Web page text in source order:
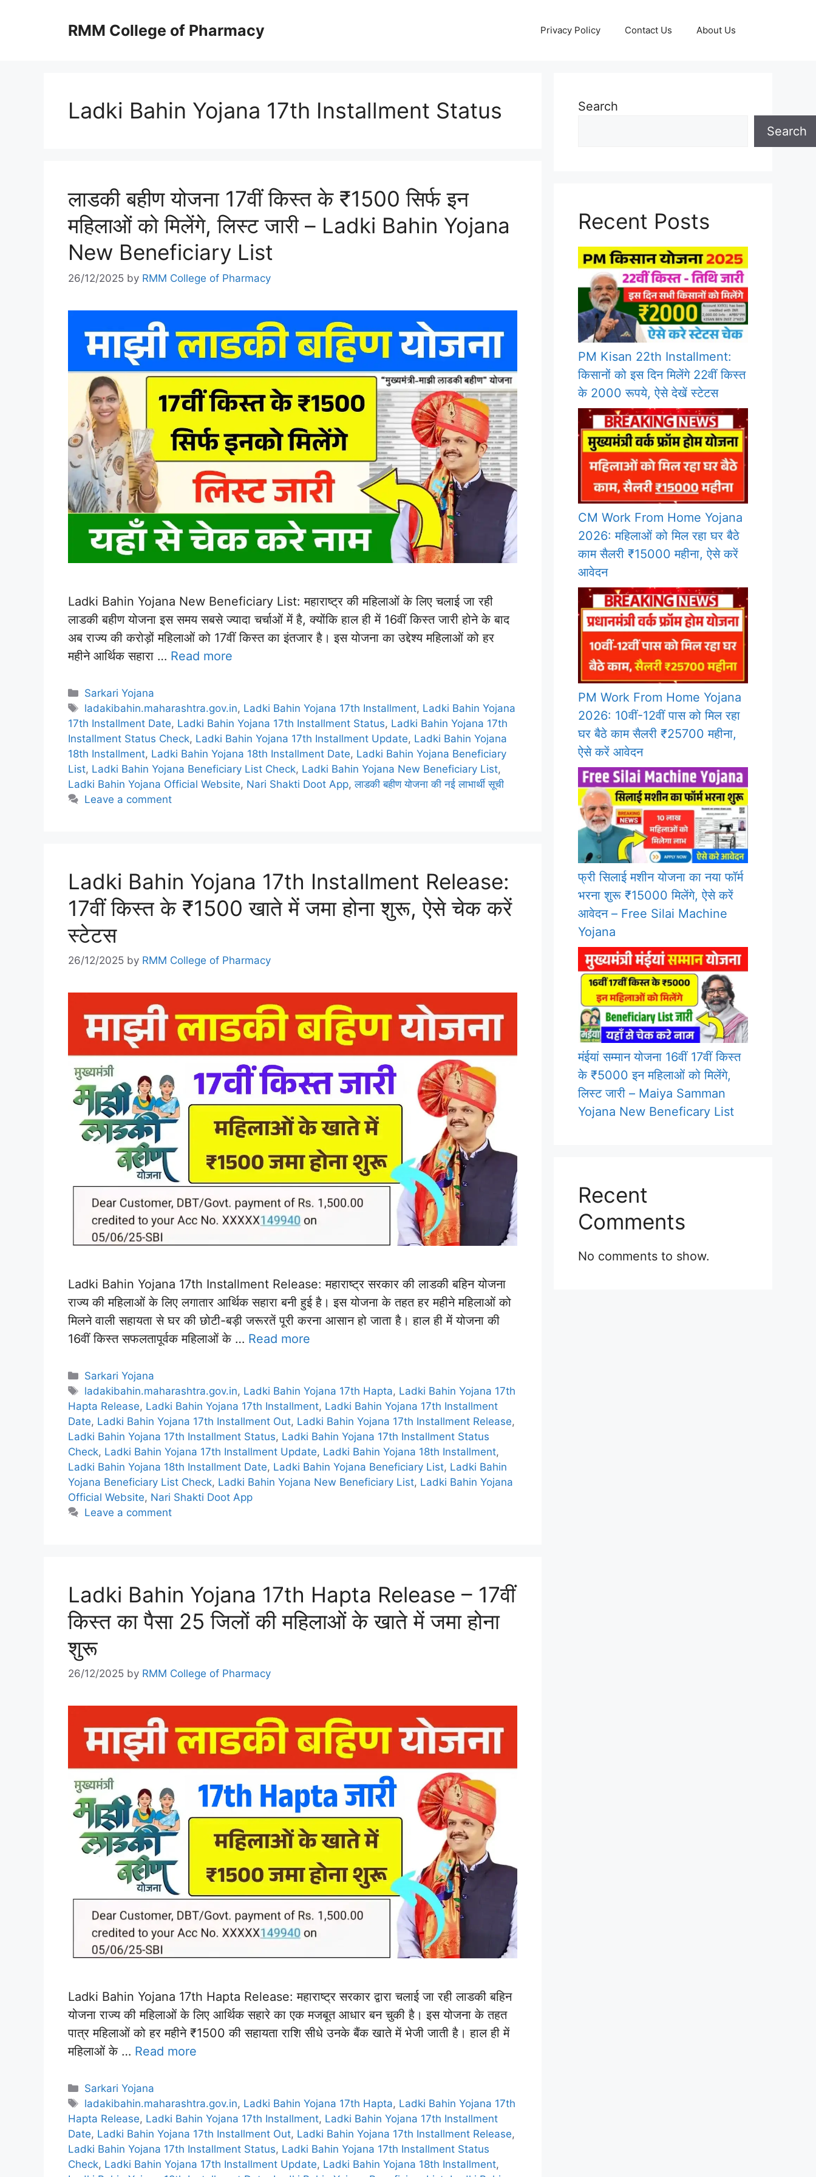
RMM College of Pharmacy Privacy Policy Contact Us About Us
Ladki Bahin Yojana 17th Installment Status
लाडकी बहीण योजना 17वीं किस्त के ₹1500 सिर्फ इन
महिलाओं को मिलेंगे, लिस्ट जारी – Ladki Bahin Yojana
New Beneficiary List
26/12/2025 by RMM College of Pharmacy
Ladki Bahin Yojana New Beneficiary List: महाराष्ट्र की महिलाओं के लिए चलाई जा रही
लाडकी बहीण योजना इस समय सबसे ज्यादा चर्चाओं में है, क्योंकि हाल ही में 16वीं किस्त जारी होने के बाद
अब राज्य की करोड़ों महिलाओं को 17वीं किस्त का इंतजार है। इस योजना का उद्देश्य महिलाओं को हर
महीने आर्थिक सहारा … Read more
Categories
Sarkari Yojana
Tags
ladakibahin.maharashtra.gov.in, Ladki Bahin Yojana 17th Installment, Ladki Bahin Yojana
17th Installment Date, Ladki Bahin Yojana 17th Installment Status, Ladki Bahin Yojana 17th
Installment Status Check, Ladki Bahin Yojana 17th Installment Update, Ladki Bahin Yojana
18th Installment, Ladki Bahin Yojana 18th Installment Date, Ladki Bahin Yojana Beneficiary
List, Ladki Bahin Yojana Beneficiary List Check, Ladki Bahin Yojana New Beneficiary List,
Ladki Bahin Yojana Official Website, Nari Shakti Doot App,लाडकी बहीण योजना की नई लाभार्थी सूची
Leave a comment
Ladki Bahin Yojana 17th Installment Release:
17वीं किस्त के ₹1500 खाते में जमा होना शुरू, ऐसे चेक करें
स्टेटस
26/12/2025 by RMM College of Pharmacy
Ladki Bahin Yojana 17th Installment Release: महाराष्ट्र सरकार की लाडकी बहिन योजना
राज्य की महिलाओं के लिए लगातार आर्थिक सहारा बनी हुई है। इस योजना के तहत हर महीने महिलाओं को
मिलने वाली सहायता से घर की छोटी-बड़ी जरूरतें पूरी करना आसान हो जाता है। हाल ही में योजना की
16वीं किस्त सफलतापूर्वक महिलाओं के … Read more
Categories
Sarkari Yojana
Tags
ladakibahin.maharashtra.gov.in, Ladki Bahin Yojana 17th Hapta, Ladki Bahin Yojana 17th
Hapta Release, Ladki Bahin Yojana 17th Installment, Ladki Bahin Yojana 17th Installment
Date, Ladki Bahin Yojana 17th Installment Out, Ladki Bahin Yojana 17th Installment Release,
Ladki Bahin Yojana 17th Installment Status, Ladki Bahin Yojana 17th Installment Status
Check, Ladki Bahin Yojana 17th Installment Update, Ladki Bahin Yojana 18th Installment,
Ladki Bahin Yojana 18th Installment Date, Ladki Bahin Yojana Beneficiary List, Ladki Bahin
Yojana Beneficiary List Check, Ladki Bahin Yojana New Beneficiary List, Ladki Bahin Yojana
Official Website, Nari Shakti Doot App
Leave a comment
Ladki Bahin Yojana 17th Hapta Release – 17वीं
किस्त का पैसा 25 जिलों की महिलाओं के खाते में जमा होना
शुरू
26/12/2025 by RMM College of Pharmacy
Ladki Bahin Yojana 17th Hapta Release: महाराष्ट्र सरकार द्वारा चलाई जा रही लाडकी बहिन
योजना राज्य की महिलाओं के लिए आर्थिक सहारे का एक मजबूत आधार बन चुकी है। इस योजना के तहत
पात्र महिलाओं को हर महीने ₹1500 की सहायता राशि सीधे उनके बैंक खाते में भेजी जाती है। हाल ही में
महिलाओं के … Read more
Categories
Sarkari Yojana
Tags
ladakibahin.maharashtra.gov.in, Ladki Bahin Yojana 17th Hapta, Ladki Bahin Yojana 17th
Hapta Release, Ladki Bahin Yojana 17th Installment, Ladki Bahin Yojana 17th Installment
Date, Ladki Bahin Yojana 17th Installment Out, Ladki Bahin Yojana 17th Installment Release,
Ladki Bahin Yojana 17th Installment Status, Ladki Bahin Yojana 17th Installment Status
Check, Ladki Bahin Yojana 17th Installment Update, Ladki Bahin Yojana 18th Installment,
Search
Search
Recent Posts
PM Kisan 22th Installment:
किसानों को इस दिन मिलेंगे 22वीं किस्त
के 2000 रूपये, ऐसे देखें स्टेटस
CM Work From Home Yojana
2026: महिलाओं को मिल रहा घर बैठे
काम सैलरी ₹15000 महीना, ऐसे करें
आवेदन
PM Work From Home Yojana
2026: 10वीं-12वीं पास को मिल रहा
घर बैठे काम सैलरी ₹25700 महीना,
ऐसे करें आवेदन
फ्री सिलाई मशीन योजना का नया फॉर्म
भरना शुरू ₹15000 मिलेंगे, ऐसे करें
आवेदन – Free Silai Machine
Yojana
मंईयां सम्मान योजना 16वीं 17वीं किस्त
के ₹5000 इन महिलाओं को मिलेंगे,
लिस्ट जारी – Maiya Samman
Yojana New Beneficary List
Recent
Comments
No comments to show.